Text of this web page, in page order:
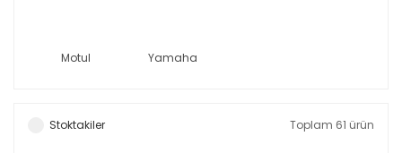
Motul Yamaha
Stoktakiler Toplam 61 ürün